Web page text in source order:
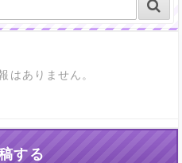
はありません。
する